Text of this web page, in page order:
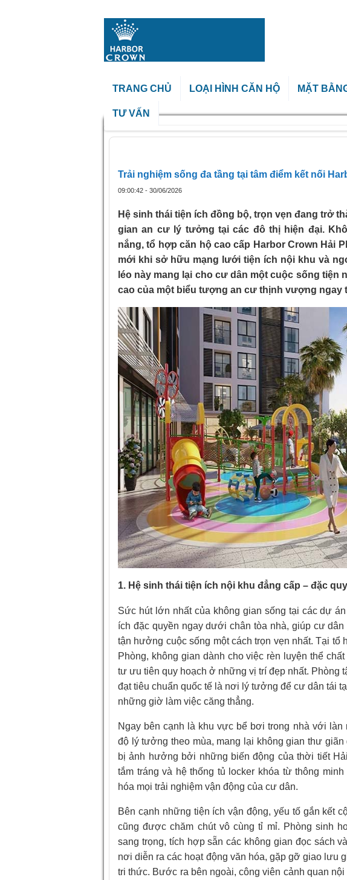
TRANG CHỦ LOẠI HÌNH CĂN HỘ MẶT
TƯ VẤN
Trải nghiệm sống đa tầng tại tâm điểm kết nối
09:00:42 - 30/06/2026
Hệ sinh thái tiện ích đồng bộ, trọn vẹn đang trở
gian an cư lý tưởng tại các đô thị hiện đại.
nắng, tổ hợp căn hộ cao cấp Harbor Crown Hải
mới khi sở hữu mạng lưới tiện ích nội khu và
léo này mang lại cho cư dân một cuộc sống tiện
cao của một biểu tượng an cư thịnh vượng ngay
1. Hệ sinh thái tiện ích nội khu đẳng cấp – đặc
Sức hút lớn nhất của không gian sống tại các dự
ích đặc quyền ngay dưới chân tòa nhà, giúp cư
tận hưởng cuộc sống một cách trọn vẹn nhất. Tại tổ
Phòng, không gian dành cho việc rèn luyện thể
tư ưu tiên quy hoạch ở những vị trí đẹp nhất. Phòng
đạt tiêu chuẩn quốc tế là nơi lý tưởng để cư dân tái
những giờ làm việc căng thẳng.
Ngay bên cạnh là khu vực bể bơi trong nhà với
độ lý tưởng theo mùa, mang lại không gian thư
bị ảnh hưởng bởi những biến động của thời tiết
tắm tráng và hệ thống tủ locker khóa từ thông
hóa mọi trải nghiệm vận động của cư dân.
Bên cạnh những tiện ích vận động, yếu tố gắn kết
cũng được chăm chút vô cùng tỉ mỉ. Phòng sinh
sang trọng, tích hợp sẵn các không gian đọc sách
nơi diễn ra các hoạt động văn hóa, gặp gỡ giao lưu
tri thức. Bước ra bên ngoài, công viên cảnh quan